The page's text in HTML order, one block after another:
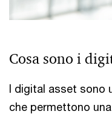
Cosa sono i
I digital asset sono
che permettono